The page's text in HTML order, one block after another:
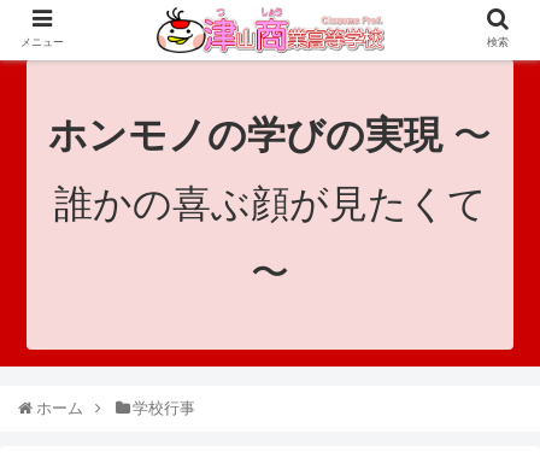
since 1921｜地域と共に未来へつなげ！｜Tsuyama Commercial High School
ホンモノの学びの実現〜
誰かの喜ぶ顔が見たくて
〜
ホーム 学校行事
メニュー 検索